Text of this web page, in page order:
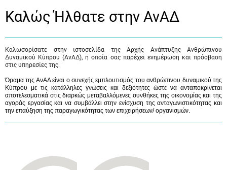
Καλώς Ήλθατε στην ΑνΑΔ
Καλωσορίσατε στην ιστοσελίδα της Αρχής Ανάπτυξης Ανθρώπινου
Δυναμικού Κύπρου (ΑνΑΔ), η οποία σας παρέχει ενημέρωση και πρόσβαση
στις υπηρεσίες της.
Όραμα της ΑνΑΔ είναι ο συνεχής εμπλουτισμός του ανθρώπινου δυναμικού της
Κύπρου με τις κατάλληλες γνώσεις και δεξιότητες ώστε να ανταποκρίνεται
αποτελεσματικά στις διαρκώς μεταβαλλόμενες συνθήκες της οικονομίας και της
αγοράς εργασίας και να συμβάλλει στην ενίσχυση της ανταγωνιστικότητας και
την επαύξηση της παραγωγικότητας των επιχειρήσεων/ οργανισμών.